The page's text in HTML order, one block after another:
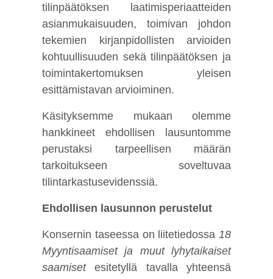
tilinpäätöksen laatimisperiaatteiden
asianmukaisuuden, toimivan johdon
tekemien kirjanpidollisten arvioiden
kohtuullisuuden sekä tilinpäätöksen ja
toimintakertomuksen yleisen
esittämistavan arvioiminen.
Käsityksemme mukaan olemme
hankkineet ehdollisen lausuntomme
perustaksi tarpeellisen määrän
tarkoitukseen soveltuvaa
tilintarkastusevidenssiä.
Ehdollisen lausunnon perustelut
Konsernin taseessa on liitetiedossa 18
Myyntisaamiset ja muut lyhytaikaiset
saamisetesitetyllä tavalla yhteensä